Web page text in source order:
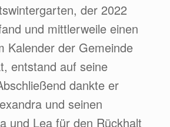
der 2022
und mittlerweile einen
Kalender der Gemeinde
entstand auf seine
dankte er
und seinen
und Lea für den Rückhalt